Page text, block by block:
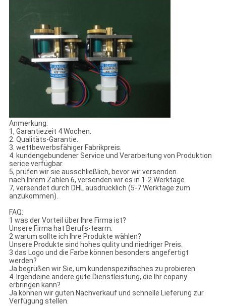
Anmerkung:
1, Garantiezeit 4 Wochen.
2. Qualitäts-Garantie.
3. wettbewerbsfähiger Fabrikpreis.
4. kundengebundener Service und Verarbeitung von Produktion
serice verfügbar.
5, prüfen wir sie ausschließlich, bevor wir versenden.
nach Ihrem Zahlen 6, versenden wir es in 1-2 Werktage.
7, versendet durch DHL ausdrücklich (5-7 Werktage zum
anzukommen).
FAQ:
1 was der Vorteil über Ihre Firma ist?
Unsere Firma hat Berufs-tearm.
2 warum sollte ich Ihre Produkte wählen?
Unsere Produkte sind hohes qulity und niedriger Preis.
3 das Logo und die Farbe können besonders angefertigt
werden?
Ja begrüßen wir Sie, um kundenspezifisches zu probieren.
4. Irgendeine andere gute Dienstleistung, die Ihr copany
erbringen kann?
Ja können wir guten Nachverkauf und schnelle Lieferung zur
Verfügung stellen.